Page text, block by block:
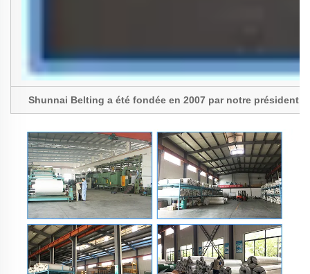
Shunnai Belting a été fondée en 2007 par notre